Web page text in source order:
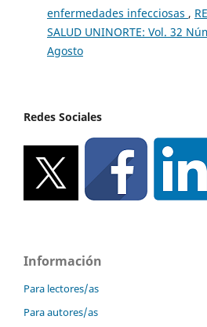
enfermedades infecciosas ,
SALUD UNINORTE: Vol. 32
Agosto
Redes Sociales
Información
Para lectores/as
Para autores/as